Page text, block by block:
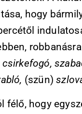
hogy
csirkefogó,
(szün)
félő, hogy